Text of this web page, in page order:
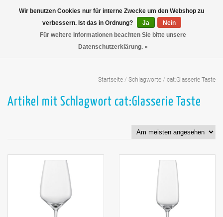
Startseite / Schlagworte / cat:Glasserie Taste
Artikel mit Schlagwort cat:Glasserie Taste
Wir benutzen Cookies nur für interne Zwecke um den Webshop zu
verbessern. Ist das in Ordnung?
Ja
Nein
Für weitere Informationen beachten Sie bitte unsere
Datenschutzerklärung. »